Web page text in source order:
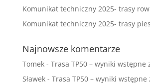
Komunikat techniczny 2025- trasy
Komunikat techniczny 2025- trasy
Najnowsze komentarze
Tomek- Trasa TP50 – wyniki wstępne
Sławek- Trasa TP50 – wyniki